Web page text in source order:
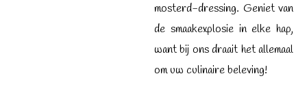
mosterd-dressing. Geniet van
de smaakexplosie in elke hap,
want bij ons draait het allemaal
om uw culinaire beleving!